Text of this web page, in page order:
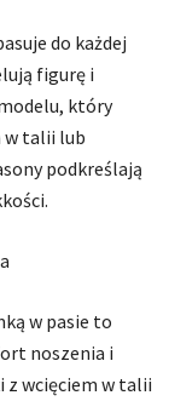
do każdej
figurę i
który
w talii lub
podkreślają
w pasie to
noszenia i
z wcięciem w talii